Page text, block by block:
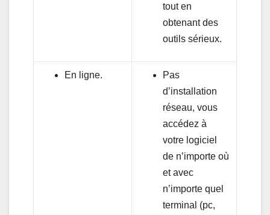
tout en
obtenant des
outils sérieux.
En ligne.
Pas
d’installation
réseau, vous
accédez à
votre logiciel
de n’importe où
et avec
n’importe quel
terminal (pc,